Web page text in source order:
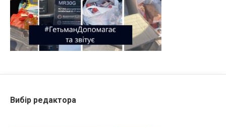
Вибір редактора